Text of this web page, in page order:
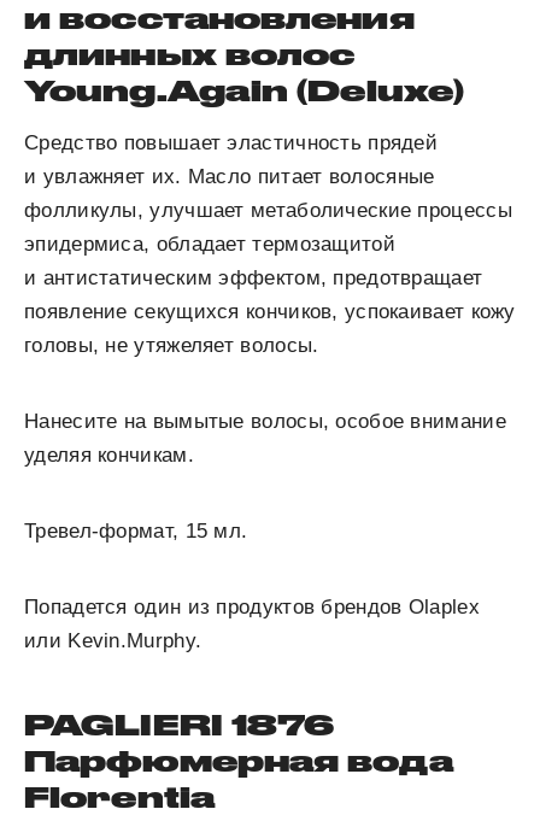
и восстановления
длинных волос
Young.Again (Deluxe)
Средство повышает эластичность прядей
и увлажняет их. Масло питает волосяные
фолликулы, улучшает метаболические процессы
эпидермиса, обладает термозащитой
и антистатическим эффектом, предотвращает
появление секущихся кончиков, успокаивает кожу
головы, не утяжеляет волосы.
Нанесите на вымытые волосы, особое внимание
уделяя кончикам.
Тревел-формат, 15 мл.
Попадется один из продуктов брендов Olaplex
или Kevin.Murphy.
PAGLIERI 1876
Парфюмерная вода
Florentia